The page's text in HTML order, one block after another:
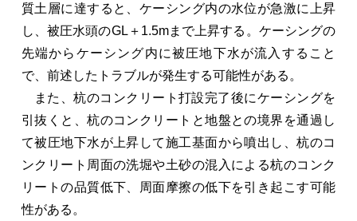
質土層に達すると、ケーシング内の水位が急激に上昇
し、被圧水頭のGL＋1.5mまで上昇する。ケーシングの
先端からケーシング内に被圧地下水が流入すること
で、前述したトラブルが発生する可能性がある。
また、杭のコンクリート打設完了後にケーシングを
引抜くと、杭のコンクリートと地盤との境界を通過し
て被圧地下水が上昇して施工基面から噴出し、杭のコ
ンクリート周面の洗堀や土砂の混入による杭のコンク
リートの品質低下、周面摩擦の低下を引き起こす可能
性がある。